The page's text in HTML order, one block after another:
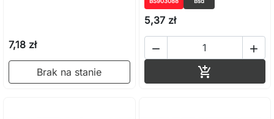
7,18 zł
Brak na stanie
5,37 zł
 
